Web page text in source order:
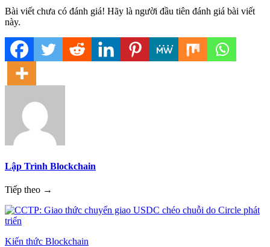
Bài viết chưa có đánh giá! Hãy là người đầu tiên đánh giá bài viết
này.
Lập Trình Blockchain
Tiếp theo →
Kiến thức Blockchain